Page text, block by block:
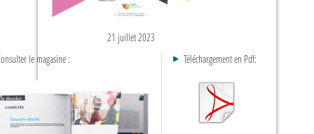
21 juillet 2023
le magasine :
Téléchargement en Pdf: